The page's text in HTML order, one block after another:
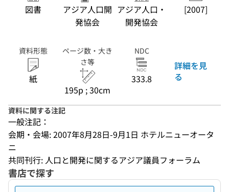
図書
アジア人口開
発協会
アジア人口・
開発協会
[2007]
資料形態
紙
ページ数・大き
さ等
195p ; 30cm
NDC
333.8
詳細を見
る
資料に関する注記
一般注記：
会期・会場: 2007年8月28日-9月1日 ホテルニューオータ
ニ
共同刊行: 人口と開発に関するアジア議員フォーラム
書店で探す